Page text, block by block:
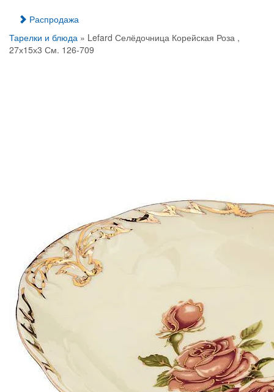
Распродажа
Тарелки и блюда » Lefard Селёдочница Корейская Роза ,
27х15х3 См. 126-709